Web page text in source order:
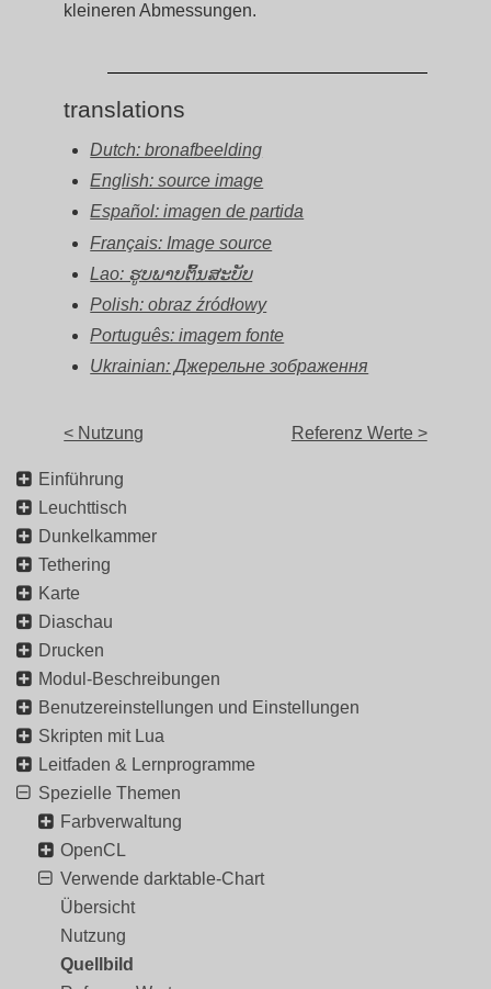
kleineren Abmessungen.
translations
Dutch: bronafbeelding
English: source image
Español: imagen de partida
Français: Image source
Lao: ຮູບພາບຕົ້ນສະບັບ
Polish: obraz źródłowy
Português: imagem fonte
Ukrainian: Джерельне зображення
< Nutzung Referenz Werte >
Einführung
Leuchttisch
Dunkelkammer
Tethering
Karte
Diaschau
Drucken
Modul-Beschreibungen
Benutzereinstellungen und Einstellungen
Skripten mit Lua
Leitfaden & Lernprogramme
Spezielle Themen
Farbverwaltung
OpenCL
Verwende darktable-Chart
Übersicht
Nutzung
Quellbild